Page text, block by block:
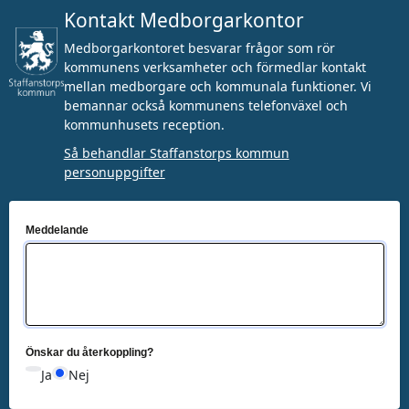
Kontakt Medborgarkontor
Medborgarkontoret besvarar frågor som rör
kommunens verksamheter och förmedlar kontakt
mellan medborgare och kommunala funktioner. Vi
bemannar också kommunens telefonväxel och
kommunhusets reception.
Så behandlar Staffanstorps kommun
personuppgifter
Meddelande
Önskar du återkoppling?
Ja Nej